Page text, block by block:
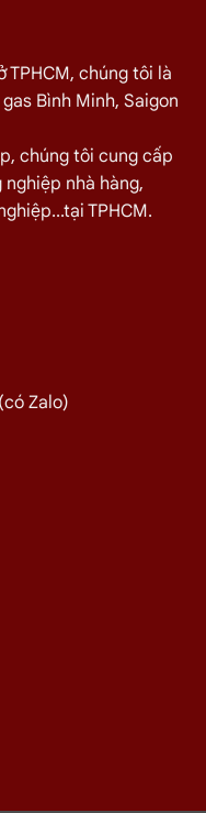
TPHCM, chúng tôi là
Bình Minh, Saigon
chúng tôi cung cấp
nhà hàng,
TPHCM.
Zalo)